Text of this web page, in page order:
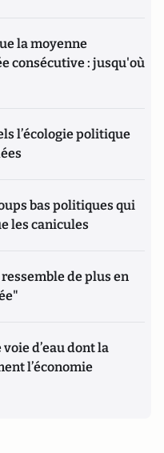
la moyenne
consécutive : jusqu'où
l’écologie politique
bas politiques qui
les canicules
de plus en
voie d’eau dont la
l’économie